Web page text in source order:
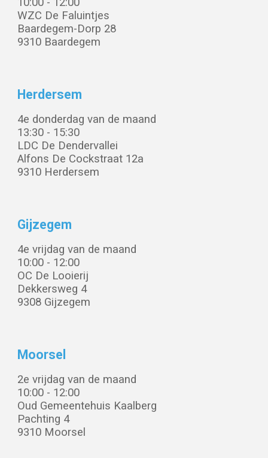
WZC De Faluintjes
Baardegem-Dorp 28
9310 Baardegem
Herdersem
4e donderdag van de maand
13:30 - 15:30
LDC De Dendervallei
Alfons De Cockstraat 12a
9310 Herdersem
Gijzegem
4e vrijdag van de maand
10:00 - 12:00
OC De Looierij
Dekkersweg 4
9308 Gijzegem
Moorsel
2e vrijdag van de maand
10:00 - 12:00
Oud Gemeentehuis Kaalberg
Pachting 4
9310 Moorsel